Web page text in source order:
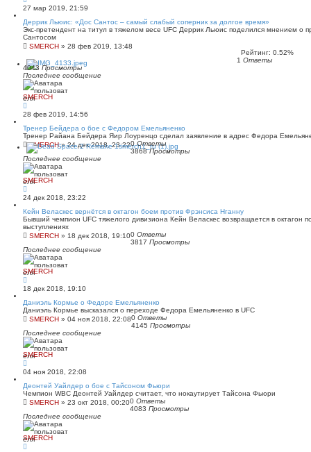
27 мар 2019, 21:59
Деррик Льюис: «Дос Сантос – самый слабый соперник за долгое время»
Экс-претендент на титул в тяжелом весе UFC Деррик Льюис поделился мнением о
Сантосом
SMERCH » 28 фев 2019, 13:48
Рейтинг: 0.52%
1 Ответы
4043Просмотры
Последнее сообщение
SMERCH
28 фев 2019, 14:56
Тренер Бейдера о бое с Федором Емельяненко
Тренер Райана Бейдера Яир Лоуренцо сделал заявление в адрес Федора
SMERCH»24 дек 2018, 23:220 Ответы
3868Просмотры
Последнее сообщение
SMERCH
24 дек 2018, 23:22
Кейн Веласкес вернётся в октагон боем против Фрэнсиса Нганну
Бывший чемпион UFC тяжелого дивизиона Кейн Веласкес возвращается в октагон
выступлениях
SMERCH » 18 дек 2018, 19:100 Ответы
3817 Просмотры
Последнее сообщение
SMERCH
18 дек 2018, 19:10
Даниэль Кормье о Федоре Емельяненко
Даниэль Кормье высказался о переходе Федора Емельяненко в UFC
SMERCH » 04 ноя 2018, 22:080 Ответы
4145 Просмотры
Последнее сообщение
SMERCH
04 ноя 2018, 22:08
Деонтей Уайлдер о бое с Тайсоном Фьюри
Чемпион WBC Деонтей Уайлдер считает, что нокаутирует Тайсона Фьюри
SMERCH » 23 окт 2018, 00:200 Ответы
4083 Просмотры
Последнее сообщение
SMERCH